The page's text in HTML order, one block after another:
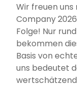
Wir freuen uns
Company
Folge! Nur
bekommen
Basis von
uns bedeutet